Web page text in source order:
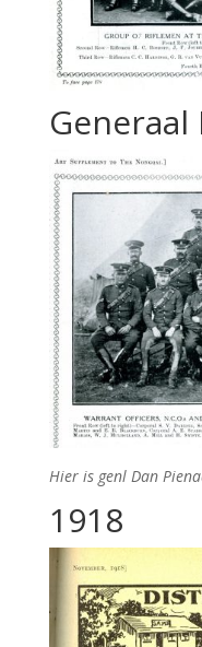
Generaal
Hier is genl Dan
1918